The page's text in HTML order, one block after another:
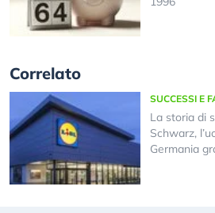
Correlato
SUCCESSI E
La storia di
Schwarz,
Germania